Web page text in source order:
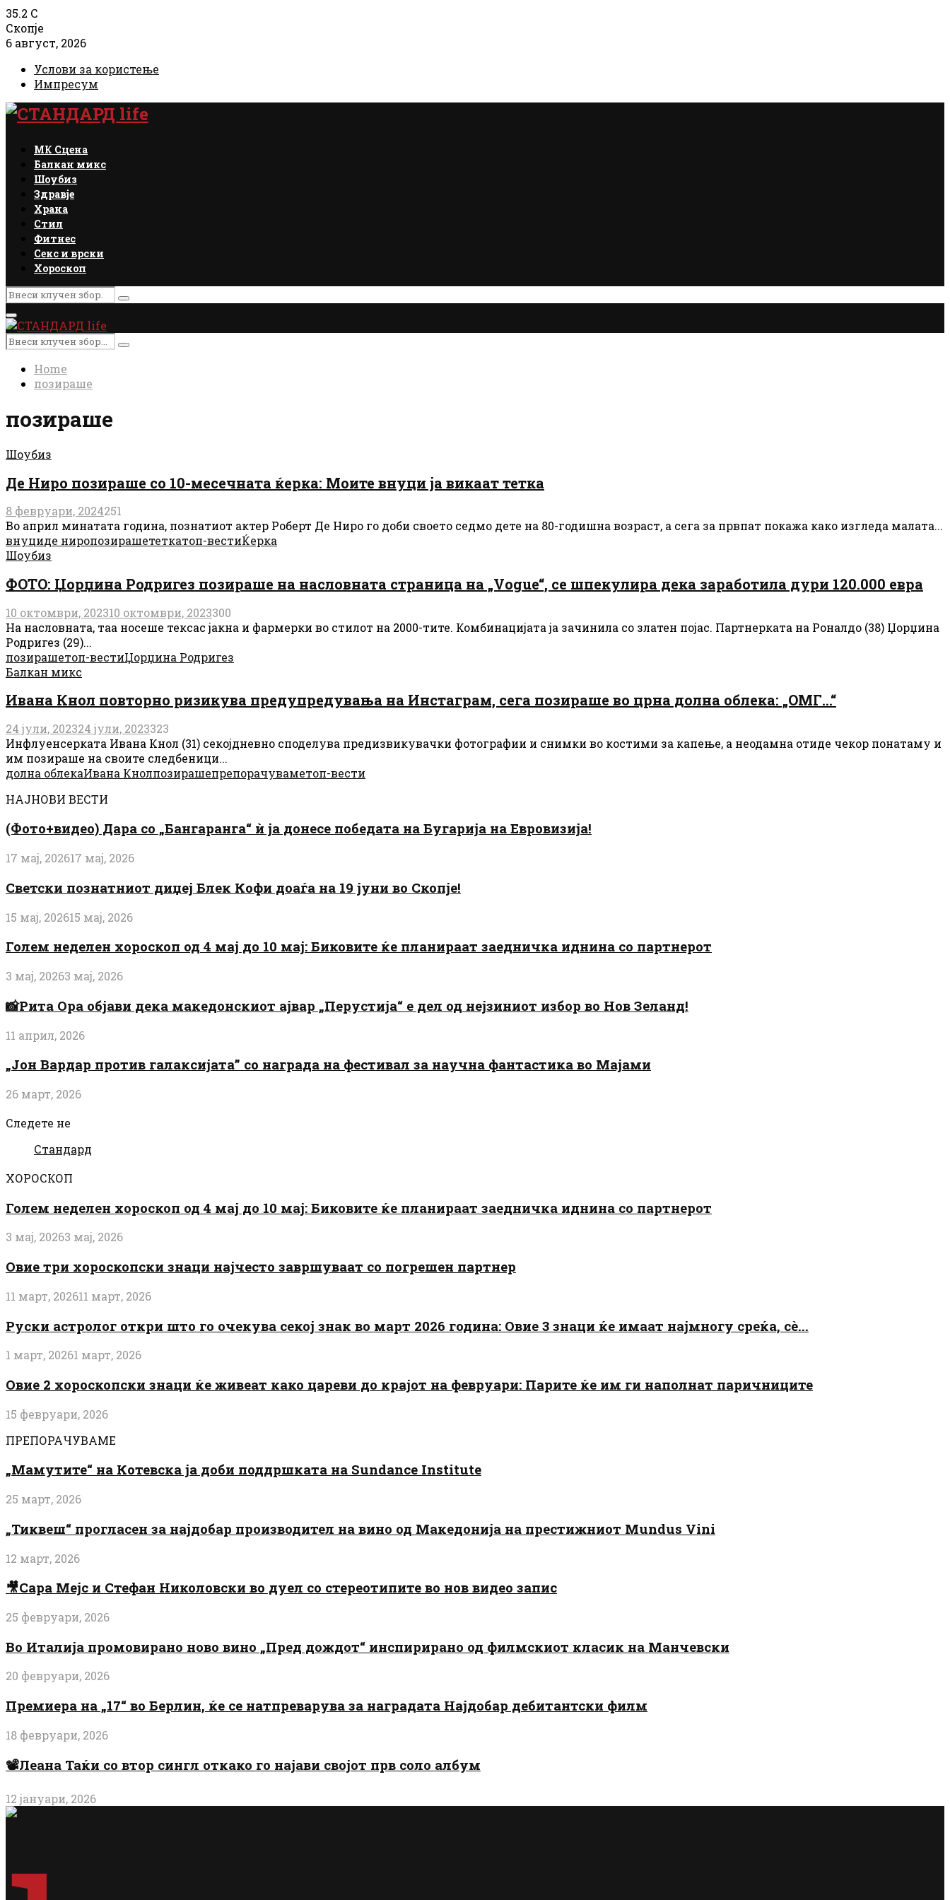
35.2 C
Скопје
6 август, 2026
Услови за користење
Импресум
Facebook
Instagram
Email
Rss
МК Сцена
Балкан микс
Шоубиз
Здравје
Храна
Стил
Фитнес
Секс и врски
Хороскоп
Search
for:
Search
Primary
Menu
Search
for:
Search
Home
позираше
позираше
Шоубиз
Де Ниро позираше со 10-месечната ќерка: Моите внуци ја викаат тетка
8 февруари, 2024251
Во април минатата година, познатиот актер Роберт Де Ниро го доби своето седмо дете на 80-годишна возраст, а сега за првпат покажа како изгледа малата...
внуциде ниропозирашететкатоп-вестиЌерка
Шоубиз
ФОТО: Џорџина Родригез позираше на насловната страница на „Vogue“, се шпекулира дека заработила дури 120.000 евра
10 октомври, 202310 октомври, 2023300
На насловната, таа носеше тексас јакна и фармерки во стилот на 2000-тите. Комбинацијата ја зачинила со златен појас. Партнерката на Роналдо (38) Џорџина
Родригез (29)...
позирашетоп-вестиЏорџина Родригез
Балкан микс
Ивана Кнол повторно ризикува предупредувања на Инстаграм, сега позираше во црна долна облека: „ОМГ…“
24 јули, 202324 јули, 2023323
Инфлуенсерката Ивана Кнол (31) секојдневно споделува предизвикувачки фотографии и снимки во костими за капење, а неодамна отиде чекор понатаму и
им позираше на своите следбеници...
долна облекаИвана Кнолпозирашепрепорачуваметоп-вести
НАЈНОВИ ВЕСТИ
(Фото+видео) Дара со „Бангаранга“ ѝ ја донесе победата на Бугарија на Евровизија!
17 мај, 202617 мај, 2026
Светски познатниот диџеј Блек Кофи доаѓа на 19 јуни во Скопје!
15 мај, 202615 мај, 2026
Голем неделен хороскоп од 4 мај до 10 мај: Биковите ќе планираат заедничка иднина со партнерот
3 мај, 20263 мај, 2026
📸Рита Ора објави дека македонскиот ајвар „Перустија“ е дел од нејзиниот избор во Нов Зеланд!
11 април, 2026
„Јон Вардар против галаксијата” со награда на фестивал за научна фантастика во Мајами
26 март, 2026
Следете не
Стандард
ХОРОСКОП
Голем неделен хороскоп од 4 мај до 10 мај: Биковите ќе планираат заедничка иднина со партнерот
3 мај, 20263 мај, 2026
Овие три хороскопски знаци најчесто завршуваат со погрешен партнер
11 март, 202611 март, 2026
Руски астролог откри што го очекува секој знак во март 2026 година: Овие 3 знаци ќе имаат најмногу среќа, сè...
1 март, 20261 март, 2026
Овие 2 хороскопски знаци ќе живеат како цареви до крајот на февруари: Парите ќе им ги наполнат паричниците
15 февруари, 2026
ПРЕПОРАЧУВАМЕ
„Мамутите“ на Котевска ја доби поддршката на Sundance Institute
25 март, 2026
„Тиквеш“ прогласен за најдобар производител на вино од Македонија на престижниот Mundus Vini
12 март, 2026
🎥Сара Мејс и Стефан Николовски во дуел со стереотипите во нов видео запис
25 февруари, 2026
Во Италија промовирано ново вино „Пред дождот“ инспирирано од филмскиот класик на Манчевски
20 февруари, 2026
Премиера на „17“ во Берлин, ќе се натпреварува за наградата Најдобар дебитантски филм
18 февруари, 2026
📽️Леана Таќи со втор сингл откако го најави својот прв соло албум
12 јануари, 2026